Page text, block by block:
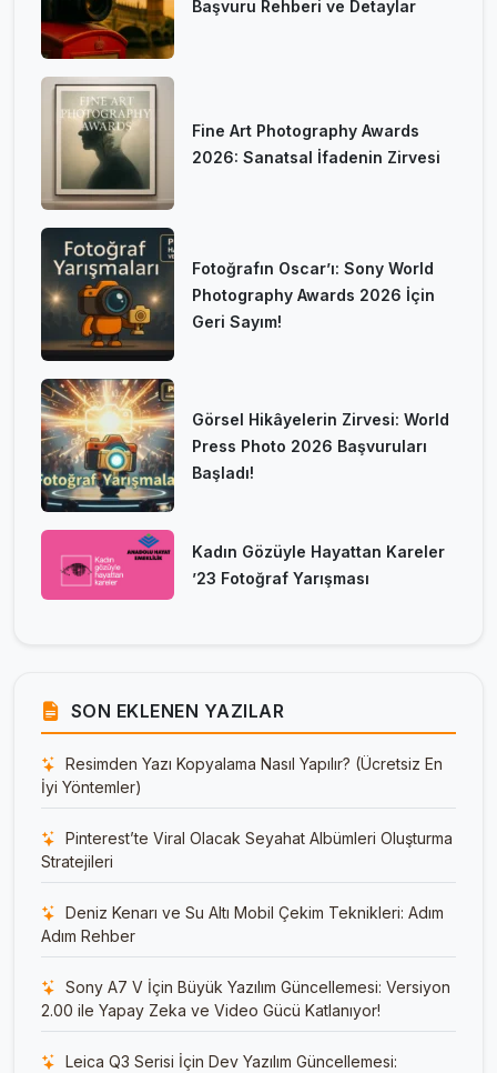
Başvuru Rehberi ve Detaylar
Fine Art Photography Awards
2026: Sanatsal İfadenin Zirvesi
Fotoğrafın Oscar’ı: Sony World
Photography Awards 2026 İçin
Geri Sayım!
Görsel Hikâyelerin Zirvesi: World
Press Photo 2026 Başvuruları
Başladı!
Kadın Gözüyle Hayattan Kareler
’23 Fotoğraf Yarışması
SON EKLENEN YAZILAR
Resimden Yazı Kopyalama Nasıl Yapılır? (Ücretsiz En
İyi Yöntemler)
Pinterest’te Viral Olacak Seyahat Albümleri Oluşturma
Stratejileri
Deniz Kenarı ve Su Altı Mobil Çekim Teknikleri: Adım
Adım Rehber
Sony A7 V İçin Büyük Yazılım Güncellemesi: Versiyon
2.00 ile Yapay Zeka ve Video Gücü Katlanıyor!
Leica Q3 Serisi İçin Dev Yazılım Güncellemesi: